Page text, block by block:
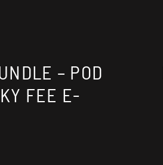
– POD
FEE E-